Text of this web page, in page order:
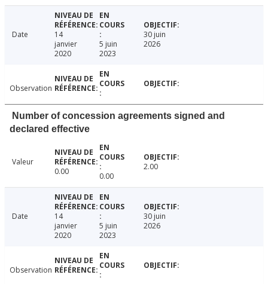
Date
14
janvier
2020
5 juin
2023
30 juin
2026
Observation
Number of concession agreements signed and
declared effective
Valeur
0.00
0.00
2.00
Date
14
janvier
2020
5 juin
2023
30 juin
2026
Observation